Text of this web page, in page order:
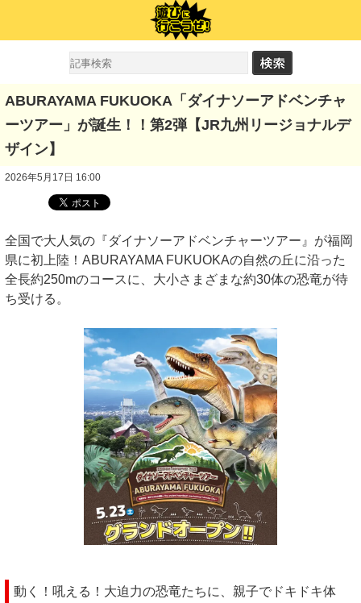
ABURAYAMA FUKUOKA「ダイナソーアドベンチャ
ーツアー」が誕生！！第2弾【JR九州リージョナルデ
ザイン】
2026年5月17日 16:00
全国で大人気の『ダイナソーアドベンチャーツアー』が福岡
県に初上陸！ABURAYAMA FUKUOKAの自然の丘に沿った
全長約250mのコースに、大小さまざまな約30体の恐竜が待
ち受ける。
動く！吼える！大迫力の恐竜たちに、親子でドキドキ体